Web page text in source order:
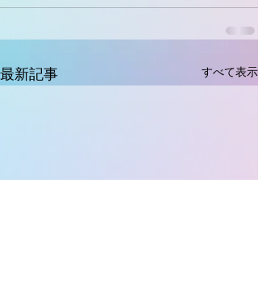
最新記事 すべて表示